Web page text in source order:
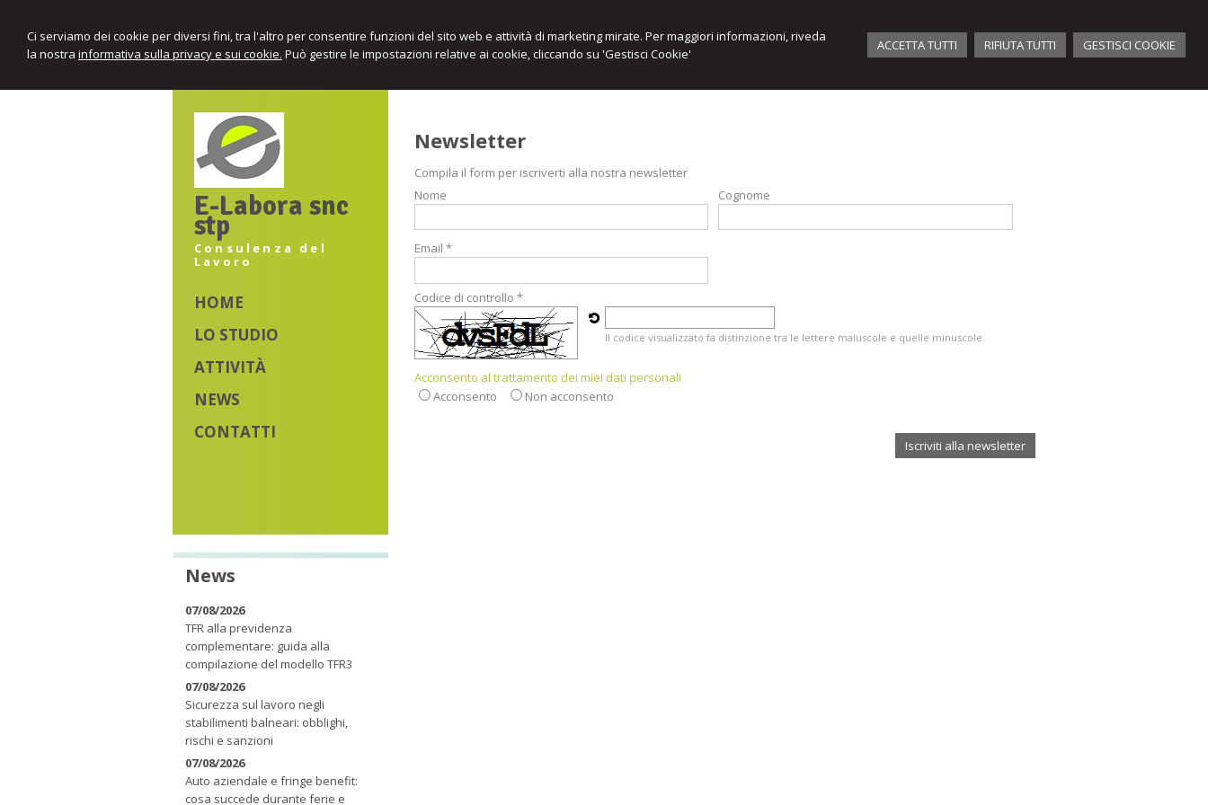
Ci serviamo dei cookie per diversi fini, tra l'altro per consentire funzioni del sito web e attività di marketing mirate. Per maggiori informazioni, riveda
la nostra informativa sulla privacy e sui cookie. Può gestire le impostazioni relative ai cookie, cliccando su 'Gestisci Cookie'
ACCETTA TUTTI RIFIUTA TUTTI GESTISCI COOKIE
E-Labora snc
stp
Consulenza del
Lavoro
HOME
LO STUDIO
ATTIVITÀ
NEWS
CONTATTI
Newsletter
Compila il form per iscriverti alla nostra newsletter
Nome
Cognome
Email *
Codice di controllo *
Il codice visualizzato fa distinzione tra le lettere maiuscole e quelle minuscole.
Acconsento al trattamento dei miei dati personali
Acconsento
Non acconsento
News
07/08/2026
TFR alla previdenza
complementare: guida alla
compilazione del modello TFR3
07/08/2026
Sicurezza sul lavoro negli
stabilimenti balneari: obblighi,
rischi e sanzioni
07/08/2026
Auto aziendale e fringe benefit:
cosa succede durante ferie e